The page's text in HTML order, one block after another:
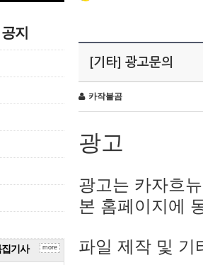
지
기사 more
[기타] 광고문의
카작불곰
광고
광고는 카자흐
본 홈페이지에
파일 제작 및 기